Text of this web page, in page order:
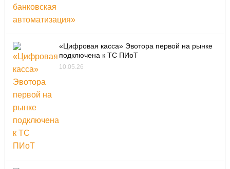
«Цифровая касса» Эвотора первой на рынке
подключена к ТС ПИоТ
10.05.26